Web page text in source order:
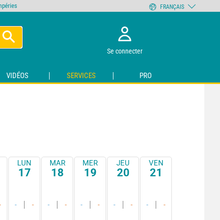
Se connecter
VIDÉOS SERVICES PRO
LUN
17
- -
MAR
18
- -
MER
19
- -
JEU
20
- -
VEN
21
- -
FRANÇAIS